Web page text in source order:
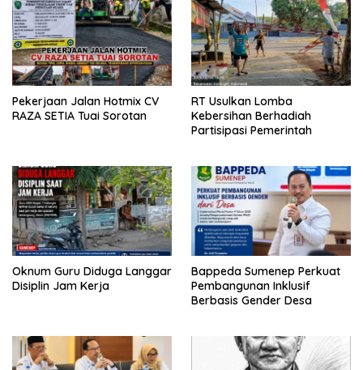
Pekerjaan Jalan Hotmix CV
RAZA SETIA Tuai Sorotan
RT Usulkan Lomba
Kebersihan Berhadiah
Partisipasi Pemerintah
Oknum Guru Diduga Langgar
Disiplin Jam Kerja
Bappeda Sumenep Perkuat
Pembangunan Inklusif
Berbasis Gender Desa